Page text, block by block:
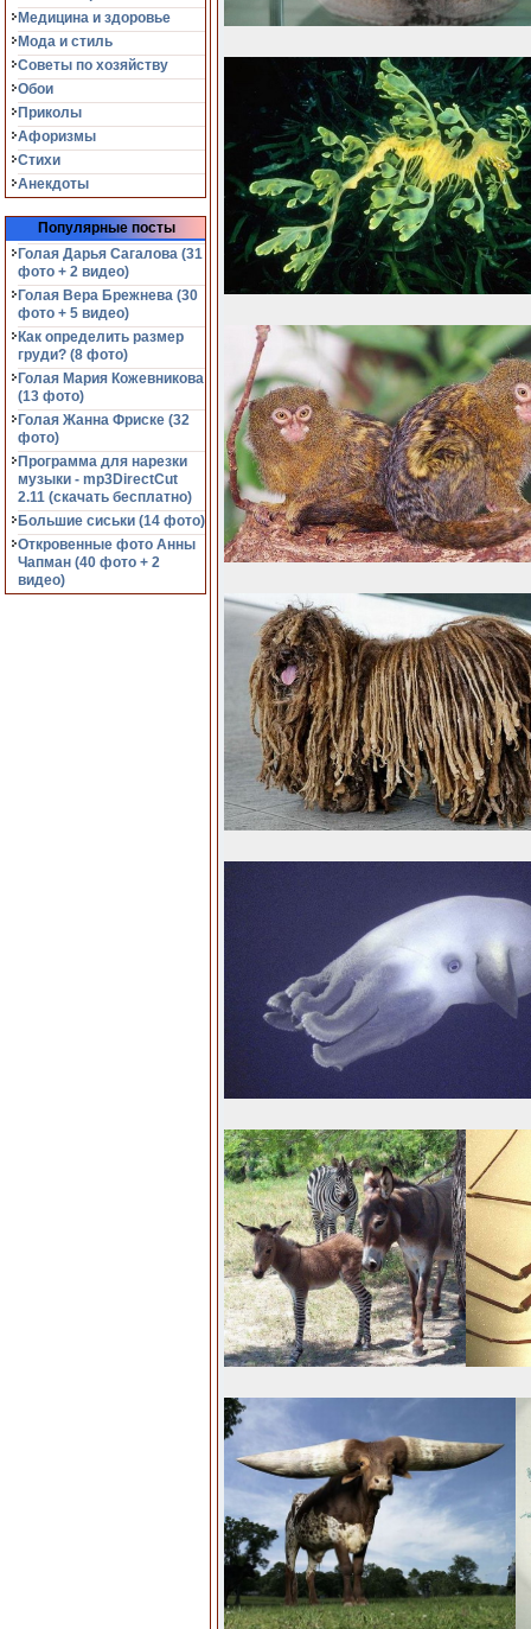
Медицина и здоровье
Мода и стиль
Советы по хозяйству
Обои
Приколы
Афоризмы
Стихи
Анекдоты
Популярные посты
Голая Дарья Сагалова (31
фото + 2 видео)
Голая Вера Брежнева (30
фото + 5 видео)
Как определить размер
груди? (8 фото)
Голая Мария Кожевникова
(13 фото)
Голая Жанна Фриске (32
фото)
Программа для нарезки
музыки - mp3DirectCut
2.11 (cкачать бесплатно)
Большие сиськи (14 фото)
Откровенные фото Анны
Чапман (40 фото + 2
видео)